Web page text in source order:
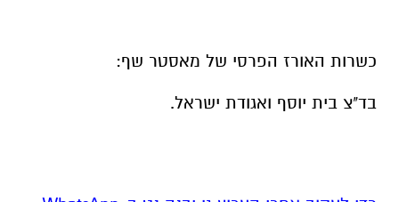
כשרות האורז הפרסי של מאסטר שף:
בד"צ בית יוסף ואגודת ישראל.